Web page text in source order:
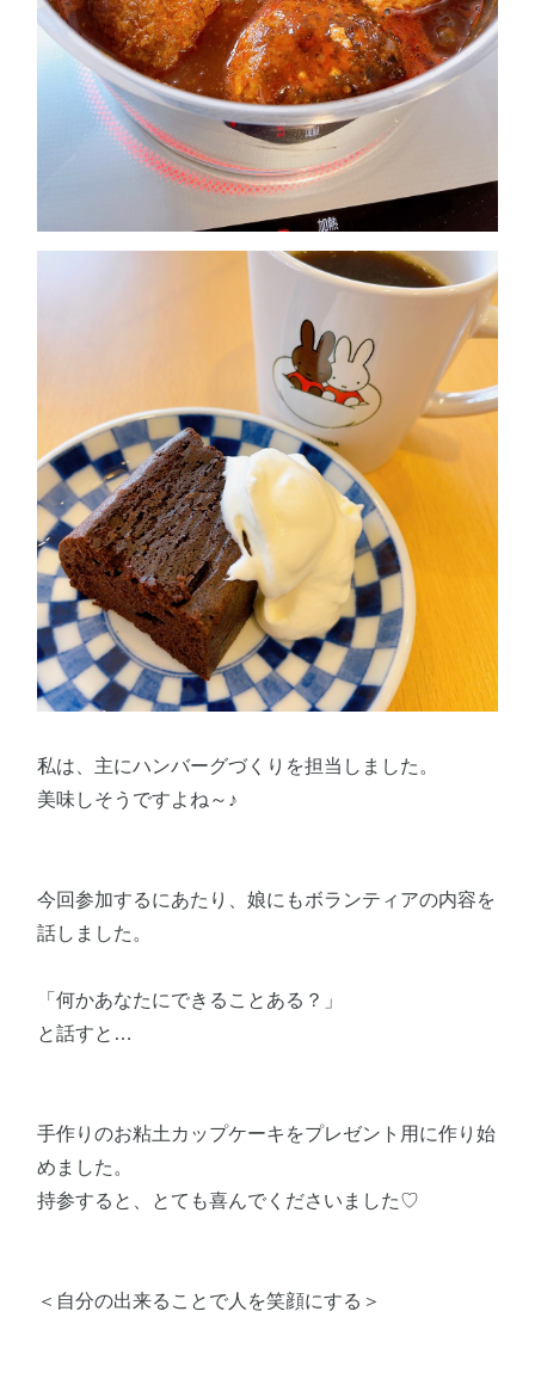
私は、主にハンバーグづくりを担当しました。
美味しそうですよね～♪
今回参加するにあたり、娘にもボランティアの内容を
話しました。
「何かあなたにできることある？」
と話すと…
手作りのお粘土カップケーキをプレゼント用に作り始
めました。
持参すると、とても喜んでくださいました♡
＜自分の出来ることで人を笑顔にする＞